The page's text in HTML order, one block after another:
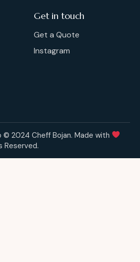
Get in touch
Get a Quote
Instagram
2024 Cheff Bojan. Made with
Reserved.